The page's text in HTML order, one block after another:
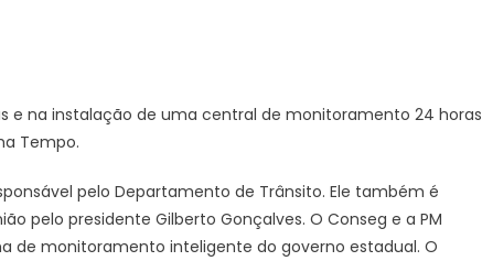
e na instalação de uma central de monitoramento 24 horas
Tempo.
pelo Departamento de Trânsito. Ele também é
pelo presidente Gilberto Gonçalves. O Conseg e a PM
de monitoramento inteligente do governo estadual. O